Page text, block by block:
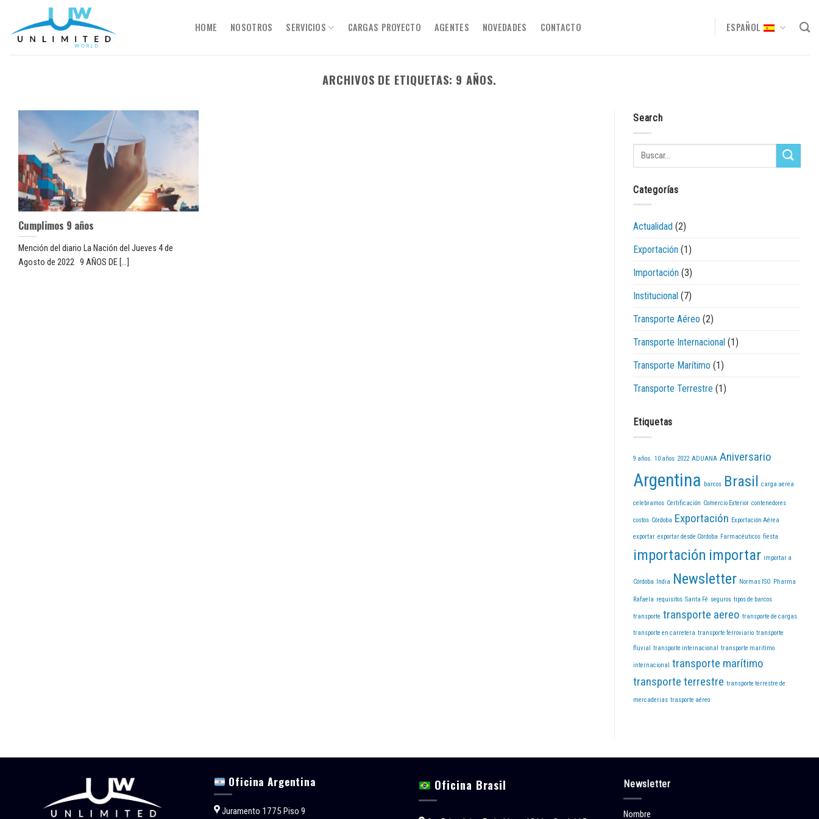
content
HOME NOSOTROS SERVICIOS CARGAS PROYECTO AGENTES NOVEDADES CONTACTO ESPAÑOL
ARCHIVOS DE ETIQUETAS: 9 AÑOS.
Cumplimos 9 años
Mención del diario La Nación del Jueves 4 de
Agosto de 2022 9 AÑOS DE [...]
Search
Categorías
Actualidad (2)
Exportación (1)
Importación (3)
Institucional (7)
Transporte Aéreo (2)
Transporte Internacional (1)
Transporte Marítimo (1)
Transporte Terrestre (1)
Etiquetas
9 años. 10 años 2022 ADUANA Aniversario
Argentina barcos Brasil carga aerea
celebramos Certificación Comercio Exterior contenedores
costos Córdoba Exportación Exportación Aérea
exportar exportar desde Córdoba Farmacéuticos fiesta
importación importar importar a
Córdoba India Newsletter Normas ISO Pharma
Rafaela requisitos Santa Fé seguros tipos de barcos
transporte transporte aereo transporte de cargas
transporte en carretera transporte ferroviario transporte
fluvial transporte internacional transporte maritimo
internacional transporte marítimo
transporte terrestre transporte terrestre de
mercaderias trasporte aéreo
Oficina Argentina
Juramento 1775 Piso 9
Oficina Brasil Newsletter
Nombre